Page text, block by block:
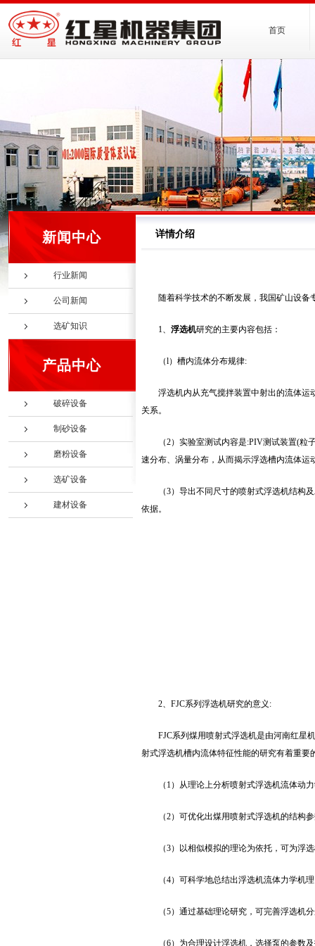
首页
新闻中心
行业新闻
公司新闻
选矿知识
产品中心
破碎设备
制砂设备
磨粉设备
选矿设备
建材设备
详情介绍
随着科学技术的不断发展，我国矿山设备
1、 浮选机研究的主要内容包括：
（l）槽内流体分布规律:
浮选机内从充气搅拌装置中射出的流体运
关系。
（2）实验室测试内容是:PIV测试装置(
速分布、涡量分布，从而揭示浮选槽内流体运
（3）导出不同尺寸的喷射式浮选机结构
依据。
2、FJC系列浮选机研究的意义:
FJC系列煤用喷射式浮选机是由河南红星
射式浮选机槽内流体特征性能的研究有着重要
（1）从理论上分析喷射式浮选机流体动
（2）可优化出煤用喷射式浮选机的结构
（3）以相似模拟的理论为依托，可为浮
（4）可科学地总结出浮选机流体力学机
（5）通过基础理论研究，可完善浮选机
（6）为合理设计浮选机，选择泵的参数